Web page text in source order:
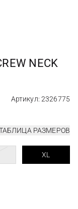
NECK
Артикул: 2326775
РАЗМЕРОВ
XL